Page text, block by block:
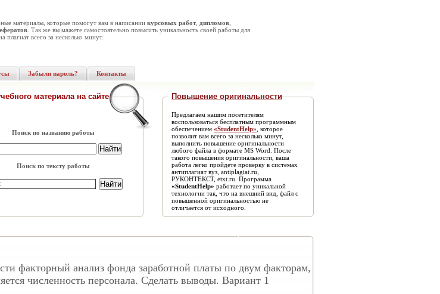
материалы, которые помогут вам в написании курсовых работ, дипломов
. Так же вы мажете самостоятельно повысить уникальность своей работы для
плагиат всего за несколько минут.
Забыли пароль? Контакты
материала на сайте
Поиск по названию работы
Поиск по тексту работы
Повышение оригинальности
Предлагаем нашим посетителям
воспользоваться бесплатным программным
обеспечением «StudentHelp» , которое
позволит вам всего за несколько минут,
выполнить повышение оригинальности
любого файла в формате MS Word. После
такого повышения оригинальности, ваша
работа легко пройдете проверку в системах
антиплагиат вуз, antiplagiat.ru,
РУКОНТЕКСТ, etxt.ru. Программа
«StudentHelp» работает по уникальной
технологии так, что на внешний вид, файл с
повышенной оригинальностью не
отличается от исходного.
факторный анализ фонда заработной платы по двум факторам,
численность персонала. Сделать выводы. Вариант 1